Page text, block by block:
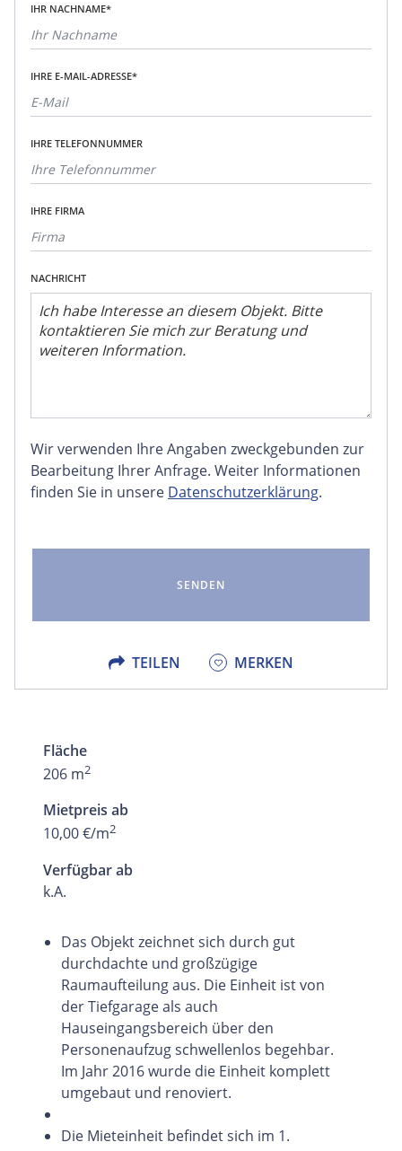
IHR NACHNAME*
IHRE E-MAIL-ADRESSE*
IHRE TELEFONNUMMER
IHRE FIRMA
NACHRICHT
Wir verwenden Ihre Angaben zweckgebunden zur
Bearbeitung Ihrer Anfrage. Weiter Informationen
finden Sie in unsere Datenschutzerklärung.
TEILEN
FACEBOOK
X
MERKEN
Fläche
206 m2
Mietpreis ab
10,00 €/m2
Verfügbar ab
k.A.
Das Objekt zeichnet sich durch gut
durchdachte und großzügige
Raumaufteilung aus. Die Einheit ist von
der Tiefgarage als auch
Hauseingangsbereich über den
Personenaufzug schwellenlos begehbar.
Im Jahr 2016 wurde die Einheit komplett
umgebaut und renoviert.
Die Mieteinheit befindet sich im 1.